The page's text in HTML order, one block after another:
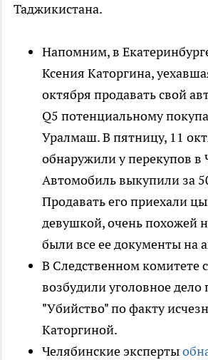
Таджикистана.
Напомним, в
Ксения Каторгина,
октября продавать свой
Q5 потенциальному
Уралмаш. В пятницу, 11
обнаружили у перекупов в
Автомобиль выкупили за
Продавать его приехали
девушкой, очень похожей
были все ее документы на
В Следственном комитете
возбудили уголовное дело
"Убийство" по факту
Каторгиной.
Челябинские эксперты